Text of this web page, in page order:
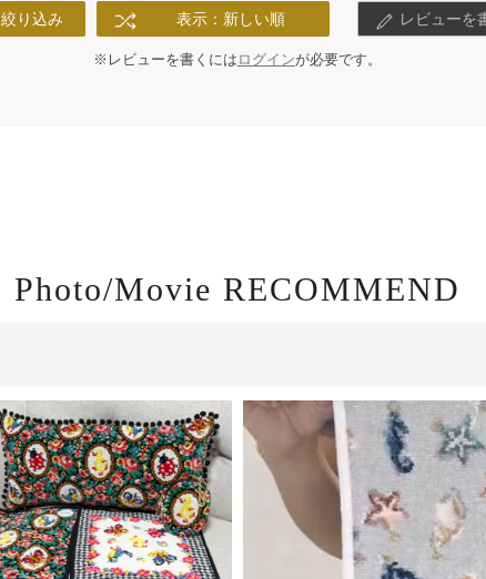
絞り込み 表示：新しい順 レビューを
※レビューを書くには ログインが必要です。
Photo/Movie RECOMMEND